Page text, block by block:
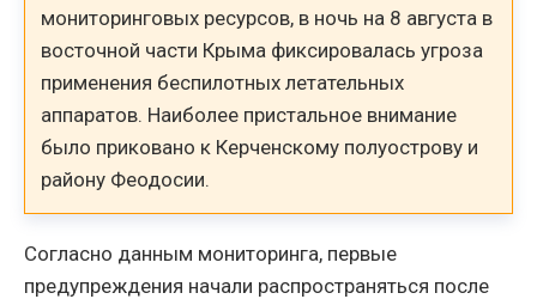
мониторинговых ресурсов, в ночь на 8 августа в
восточной части Крыма фиксировалась угроза
применения беспилотных летательных
аппаратов. Наиболее пристальное внимание
было приковано к Керченскому полуострову и
району Феодосии.
Согласно данным мониторинга, первые
предупреждения начали распространяться после